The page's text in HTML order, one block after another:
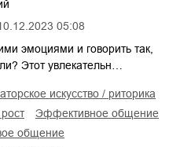
05:08
эмоциями и говорить так,
Этот увлекательн…
искусство / риторика
эффективное общение
общение